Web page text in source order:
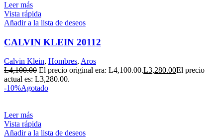
Leer más
Vista rápida
Añadir a la lista de deseos
CALVIN KLEIN 20112
Calvin Klein, Hombres, Aros
L4,100.00 El precio original era: L4,100.00.L3,280.00El precio
actual es: L3,280.00.
-10%Agotado
Leer más
Vista rápida
Añadir a la lista de deseos